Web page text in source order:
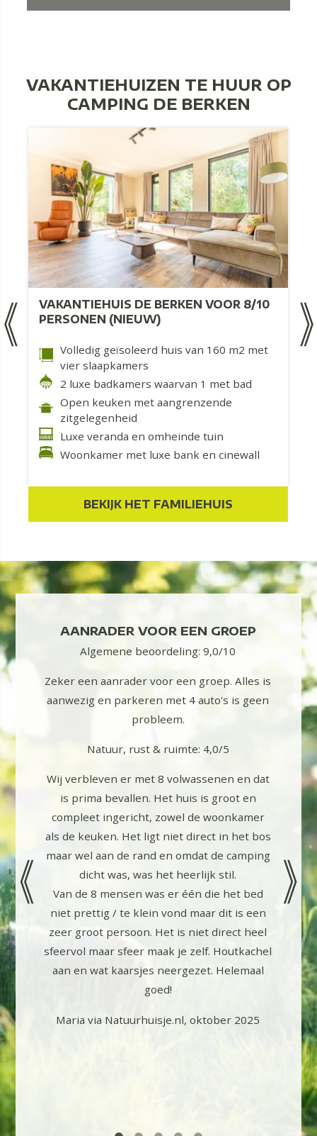
VAKANTIEHUIZEN TE HUUR OP
CAMPING DE BERKEN
VAKANTIEHUIS DE BERKEN VOOR 8/10
PERSONEN (NIEUW)
Volledig geïsoleerd huis van 160 m2 met
vier slaapkamers
2 luxe badkamers waarvan 1 met bad
Open keuken met aangrenzende
zitgelegenheid
Luxe veranda en omheinde tuin
Woonkamer met luxe bank en cinewall
BEKIJK HET FAMILIEHUIS
We
mooie
met
fijne
wat
(?)
de
ons
lekker
AANRADER VOOR EEN GROEP
Algemene beoordeling: 9,0/10
Zeker een aanrader voor een groep. Alles is
aanwezig en parkeren met 4 auto's is geen
probleem.
Natuur, rust & ruimte: 4,0/5
Wij verbleven er met 8 volwassenen en dat
is prima bevallen. Het huis is groot en
compleet ingericht, zowel de woonkamer
als de keuken. Het ligt niet direct in het bos
maar wel aan de rand en omdat de camping
dicht was, was het heerlijk stil.
Van de 8 mensen was er één die het bed
niet prettig / te klein vond maar dit is een
zeer groot persoon. Het is niet direct heel
sfeervol maar sfeer maak je zelf. Houtkachel
aan en wat kaarsjes neergezet. Helemaal
goed!
Maria via Natuurhuisje.nl, oktober 2025
We